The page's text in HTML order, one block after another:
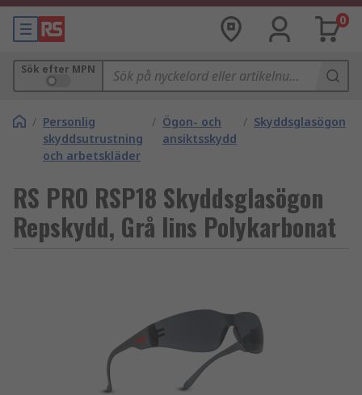
0
Sök efter MPN
/ Personlig
skyddsutrustning
och arbetskläder
/ Ögon- och
ansiktsskydd
/ Skyddsglasögon
RS PRO RSP18 Skyddsglasögon
Repskydd, Grå lins Polykarbonat